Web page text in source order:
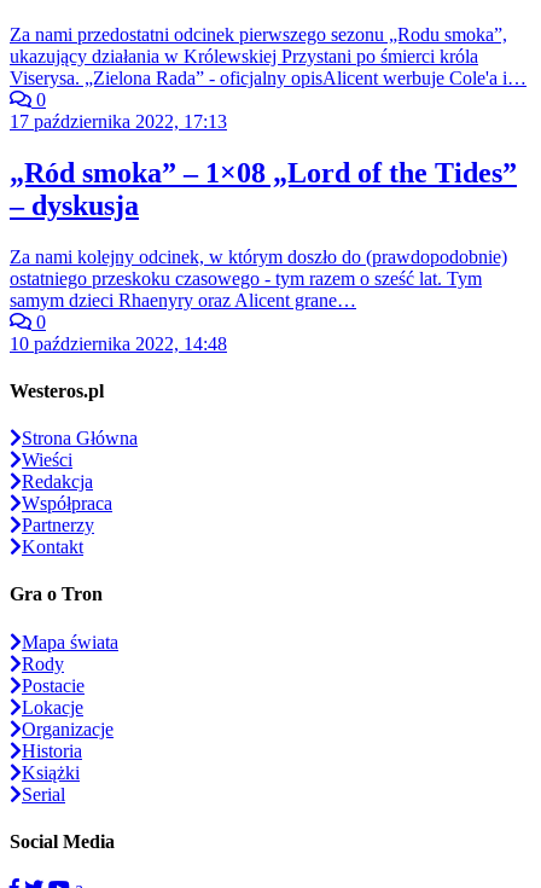
Za nami przedostatni odcinek pierwszego sezonu „Rodu smoka”,
ukazujący działania w Królewskiej Przystani po śmierci króla
Viserysa. „Zielona Rada” - oficjalny opisAlicent werbuje Cole'a i…
0
17 października 2022, 17:13
„Ród smoka” – 1×08 „Lord of the Tides”
– dyskusja
Za nami kolejny odcinek, w którym doszło do (prawdopodobnie)
ostatniego przeskoku czasowego - tym razem o sześć lat. Tym
samym dzieci Rhaenyry oraz Alicent grane…
0
10 października 2022, 14:48
Westeros.pl
Strona Główna
Wieści
Redakcja
Współpraca
Partnerzy
Kontakt
Gra o Tron
Mapa świata
Rody
Postacie
Lokacje
Organizacje
Historia
Książki
Serial
Social Media